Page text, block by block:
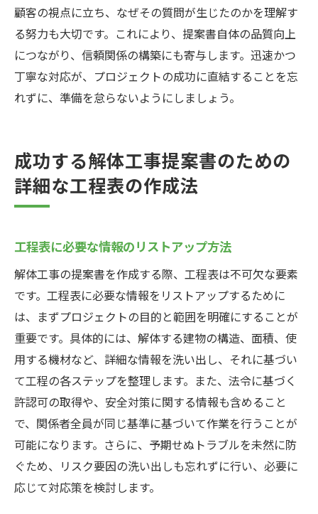
顧客の視点に立ち、なぜその質問が生じたのかを理解す
る努力も大切です。これにより、提案書自体の品質向上
につながり、信頼関係の構築にも寄与します。迅速かつ
丁寧な対応が、プロジェクトの成功に直結することを忘
れずに、準備を怠らないようにしましょう。
成功する解体工事提案書のための
詳細な工程表の作成法
工程表に必要な情報のリストアップ方法
解体工事の提案書を作成する際、工程表は不可欠な要素
です。工程表に必要な情報をリストアップするために
は、まずプロジェクトの目的と範囲を明確にすることが
重要です。具体的には、解体する建物の構造、面積、使
用する機材など、詳細な情報を洗い出し、それに基づい
て工程の各ステップを整理します。また、法令に基づく
許認可の取得や、安全対策に関する情報も含めること
で、関係者全員が同じ基準に基づいて作業を行うことが
可能になります。さらに、予期せぬトラブルを未然に防
ぐため、リスク要因の洗い出しも忘れずに行い、必要に
応じて対応策を検討します。